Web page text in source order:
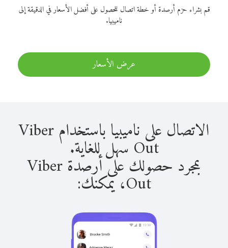
قم بشراء حزم أرصدة أو خطة اتصال للحصول على أفضل الأسعار في الدقيقة إلى
ناميبيا.
عرض الأسعار
الاتصال على ناميبيا باستخدام Viber
Out سهل للغاية.
بمجرد حصولك على أرصدة Viber
Out، يمكنك: